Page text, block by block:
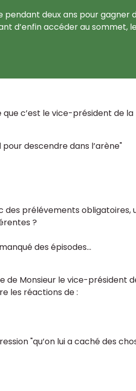
pendant deux ans pour gagner
d’enfin accéder au sommet,
que c’est le vice-président de la
descendre dans l’arène"
prélévements obligatoires,
?
des épisodes...
de Monsieur le vice-président
les réactions de :
"qu’on lui a caché des